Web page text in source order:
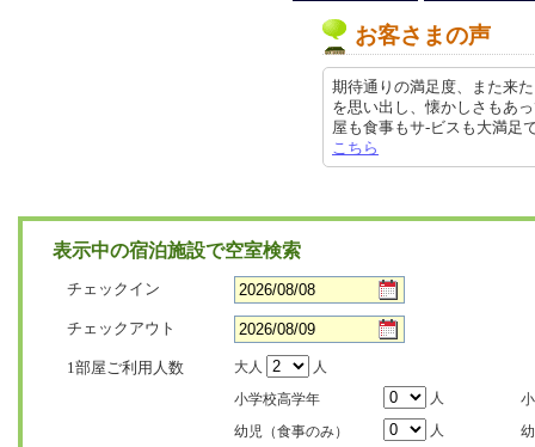
お客さまの声
期待通りの満足度、また来
を思い出し、懐かしさもあ
屋も食事もサ-ビスも大満
こちら
表示中の宿泊施設で空室検索
チェックイン
チェックアウト
1部屋ご利用人数 大人
人
小学校高学年
人
幼児（食事のみ）
人